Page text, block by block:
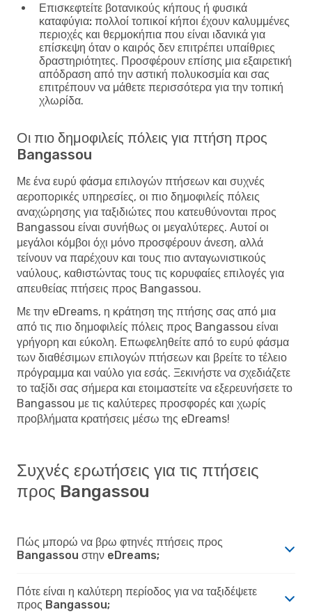
Επισκεφτείτε βοτανικούς κήπους ή φυσικά
καταφύγια: πολλοί τοπικοί κήποι έχουν καλυμμένες
περιοχές και θερμοκήπια που είναι ιδανικά για
επίσκεψη όταν ο καιρός δεν επιτρέπει υπαίθριες
δραστηριότητες. Προσφέρουν επίσης μια εξαιρετική
απόδραση από την αστική πολυκοσμία και σας
επιτρέπουν να μάθετε περισσότερα για την τοπική
χλωρίδα.
Οι πιο δημοφιλείς πόλεις για πτήση προς
Bangassou
Με ένα ευρύ φάσμα επιλογών πτήσεων και συχνές
αεροπορικές υπηρεσίες, οι πιο δημοφιλείς πόλεις
αναχώρησης για ταξιδιώτες που κατευθύνονται προς
Bangassou είναι συνήθως οι μεγαλύτερες. Αυτοί οι
μεγάλοι κόμβοι όχι μόνο προσφέρουν άνεση, αλλά
τείνουν να παρέχουν και τους πιο ανταγωνιστικούς
ναύλους, καθιστώντας τους τις κορυφαίες επιλογές για
απευθείας πτήσεις προς Bangassou.
Με την eDreams, η κράτηση της πτήσης σας από μια
από τις πιο δημοφιλείς πόλεις προς Bangassou είναι
γρήγορη και εύκολη. Επωφεληθείτε από το ευρύ φάσμα
των διαθέσιμων επιλογών πτήσεων και βρείτε το τέλειο
πρόγραμμα και ναύλο για εσάς. Ξεκινήστε να σχεδιάζετε
το ταξίδι σας σήμερα και ετοιμαστείτε να εξερευνήσετε το
Bangassou με τις καλύτερες προσφορές και χωρίς
προβλήματα κρατήσεις μέσω της eDreams!
Συχνές ερωτήσεις για τις πτήσεις
προς Bangassou
Πώς μπορώ να βρω φτηνές πτήσεις προς
Bangassou στην eDreams;
Πότε είναι η καλύτερη περίοδος για να ταξιδέψετε
προς Bangassou;